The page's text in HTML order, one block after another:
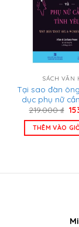
SÁCH VĂN
Tại sao đàn
dục phụ nữ
219.000₫
là:
THÊM VÀO